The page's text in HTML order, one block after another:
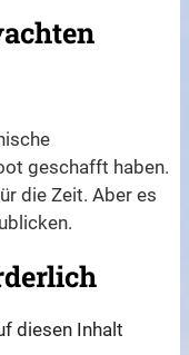
geschafft haben.
die Zeit. Aber es
diesen Inhalt